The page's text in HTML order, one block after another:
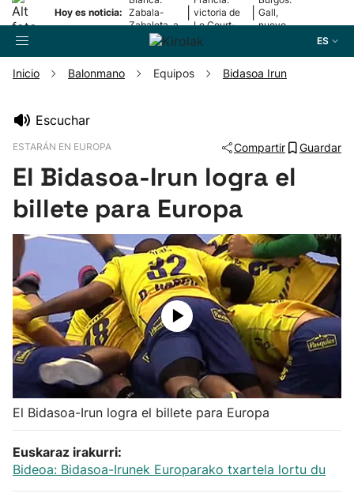
Hoy es noticia: Zabala-
Zabaleta, a
la final
victoria de
Le Court-
Pienaar
Gall,
nuevo
ES
Pelota
Remo
Baloncesto
Ciclismo
Herri-kirolak
Balonmano
Kirolak 360
Inicio Balonmano Equipos Bidasoa Irun
Escuchar
ESTARÁN EN EUROPA Compartir Guardar
El Bidasoa-Irun logra el
billete para Europa
El Bidasoa-Irun logra el billete para Europa
Euskaraz irakurri:
Bideoa: Bidasoa-Irunek Europarako txartela lortu du